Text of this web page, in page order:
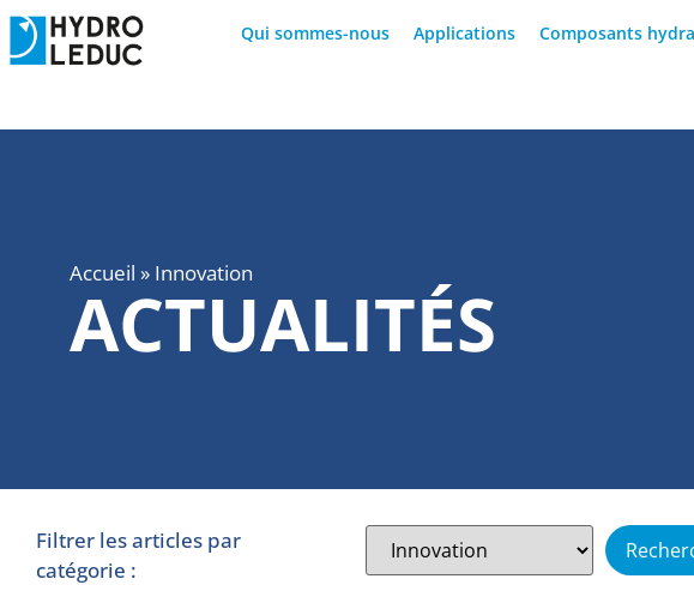
Qui sommes-nous Applications Composants
Accueil » Innovation
ACTUALITÉS
Filtrer les articles par
catégorie :